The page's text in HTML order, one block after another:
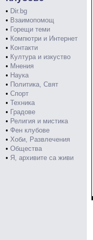
• Dir.bg
• Взаимопомощ
• Горещи теми
• Компютри и Интернет
• Контакти
• Култура и изкуство
• Мнения
• Наука
• Политика, Свят
• Спорт
• Техника
• Градове
• Религия и мистика
• Фен клубове
• Хоби, Развлечения
• Общества
• Я, архивите са живи